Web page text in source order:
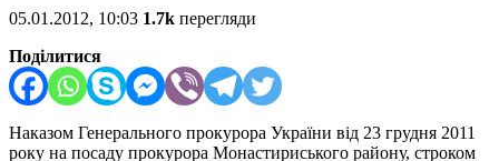
05.01.2012, 10:03 1.7k перегляди
Поділитися
Наказом Генерального прокурора України від 23 грудня 2011
року на посаду прокурора Монастириського району, строком